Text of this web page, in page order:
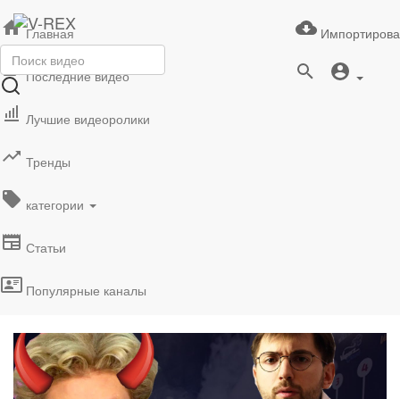
Главная
Последние видео
Лучшие видеоролики
Тренды
категории
Статьи
Популярные каналы